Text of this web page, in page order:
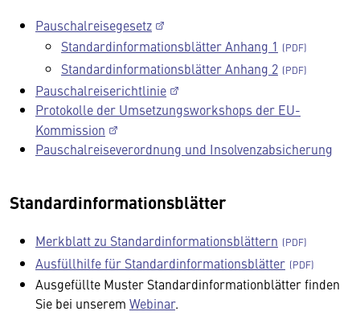
Pauschalreisegesetz
Standardinformationsblätter Anhang 1
Standardinformationsblätter Anhang 2
Pauschalreiserichtlinie
Protokolle der Umsetzungsworkshops der EU-
Kommission
Pauschalreiseverordnung und Insolvenzabsicherung
Standardinformationsblätter
Merkblatt zu Standardinformationsblättern
Ausfüllhilfe für Standardinformationsblätter
Ausgefüllte Muster Standardinformationblätter finden
Sie bei unserem Webinar.